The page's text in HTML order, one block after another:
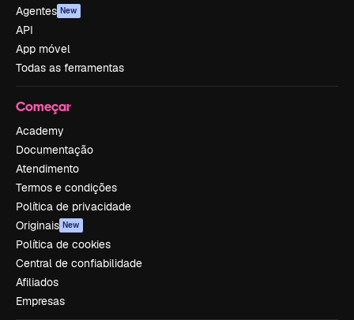
Agentes New
API
App móvel
Todas as ferramentas
Começar
Academy
Documentação
Atendimento
Termos e condições
Política de privacidade
Originais New
Política de cookies
Central de confiabilidade
Afiliados
Empresas